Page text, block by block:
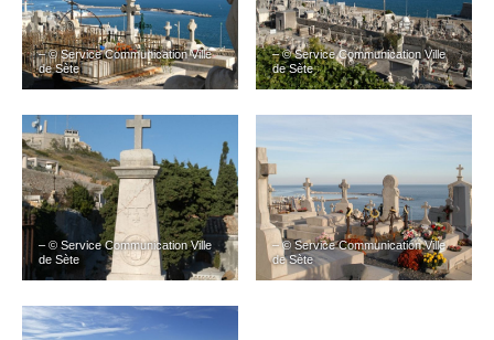
– © Service Communication Ville
de Sète
– © Service Communication Ville
de Sète
– © Service Communication Ville
de Sète
– © Service Communication Ville
de Sète